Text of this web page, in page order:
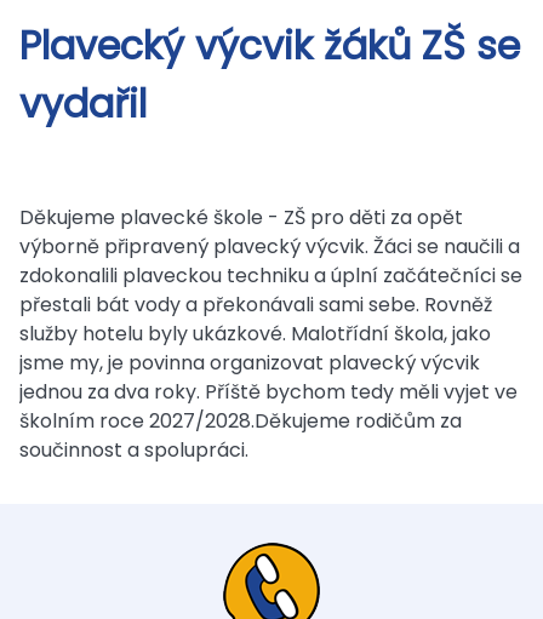
Plavecký výcvik žáků ZŠ se
vydařil
Děkujeme plavecké škole - ZŠ pro děti za opět
výborně připravený plavecký výcvik. Žáci se naučili a
zdokonalili plaveckou techniku a úplní začátečníci se
přestali bát vody a překonávali sami sebe. Rovněž
služby hotelu byly ukázkové. Malotřídní škola, jako
jsme my, je povinna organizovat plavecký výcvik
jednou za dva roky. Příště bychom tedy měli vyjet ve
školním roce 2027/2028.Děkujeme rodičům za
součinnost a spolupráci.